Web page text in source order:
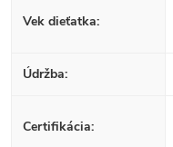
Vek dieťatka:
Údržba:
Certifikácia: